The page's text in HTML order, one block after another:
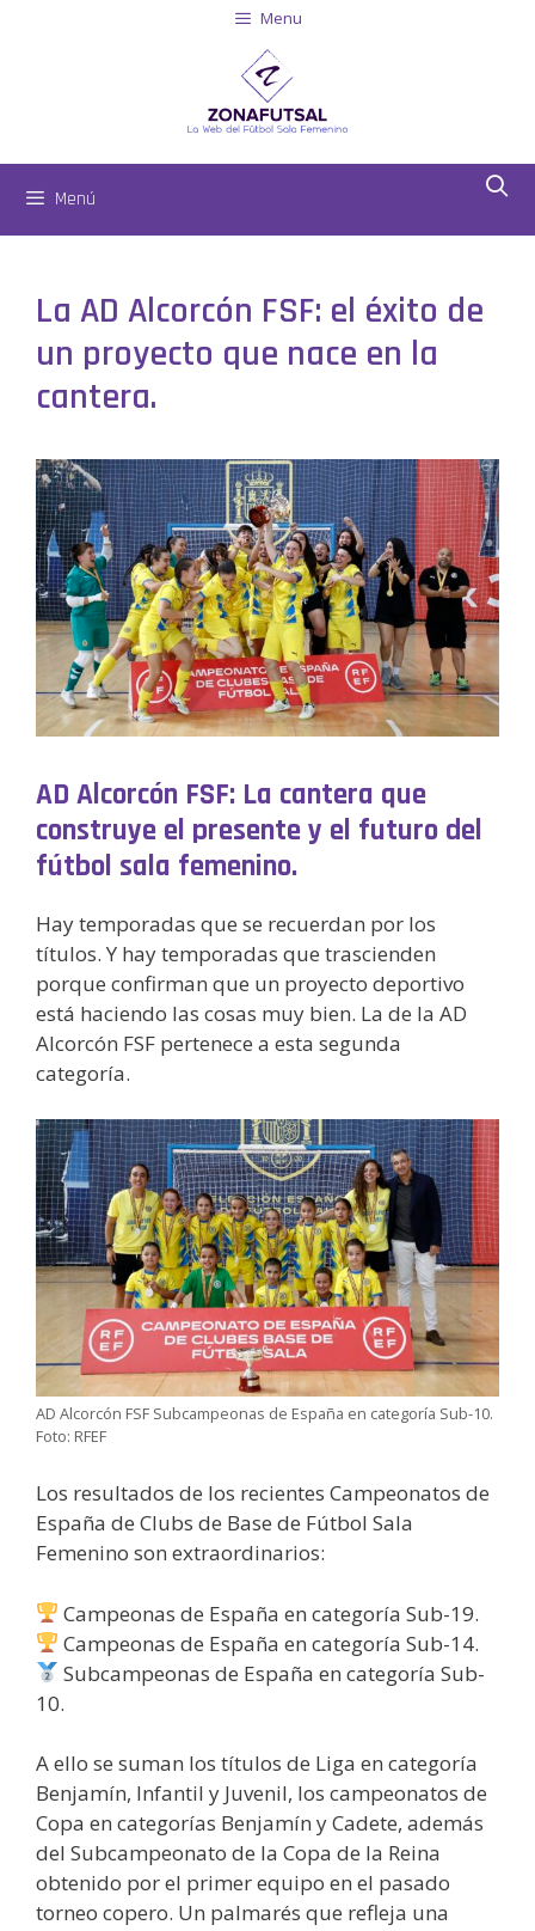
Menu
Menú
La AD Alcorcón FSF: el éxito de
un proyecto que nace en la
cantera.
AD Alcorcón FSF: La cantera que
construye el presente y el futuro del
fútbol sala femenino.
Hay temporadas que se recuerdan por los
títulos. Y hay temporadas que trascienden
porque confirman que un proyecto deportivo
está haciendo las cosas muy bien. La de la AD
Alcorcón FSF pertenece a esta segunda
categoría.
AD Alcorcón FSF Subcampeonas de España en categoría Sub-10.
Foto: RFEF
Los resultados de los recientes Campeonatos de
España de Clubs de Base de Fútbol Sala
Femenino son extraordinarios:
Campeonas de España en categoría Sub-19.
Campeonas de España en categoría Sub-14.
Subcampeonas de España en categoría Sub-
10.
A ello se suman los títulos de Liga en categoría
Benjamín, Infantil y Juvenil, los campeonatos de
Copa en categorías Benjamín y Cadete, además
del Subcampeonato de la Copa de la Reina
obtenido por el primer equipo en el pasado
torneo copero. Un palmarés que refleja una